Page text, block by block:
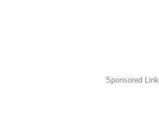
Sponsored Link